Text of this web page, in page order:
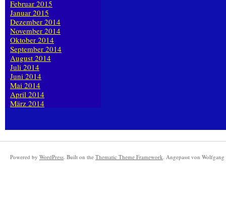
Februar 2015
Januar 2015
Dezember 2014
November 2014
Oktober 2014
September 2014
August 2014
Juli 2014
Juni 2014
Mai 2014
April 2014
März 2014
Powered by WordPress. Built on the Thematic Theme Framework. Angepasst von